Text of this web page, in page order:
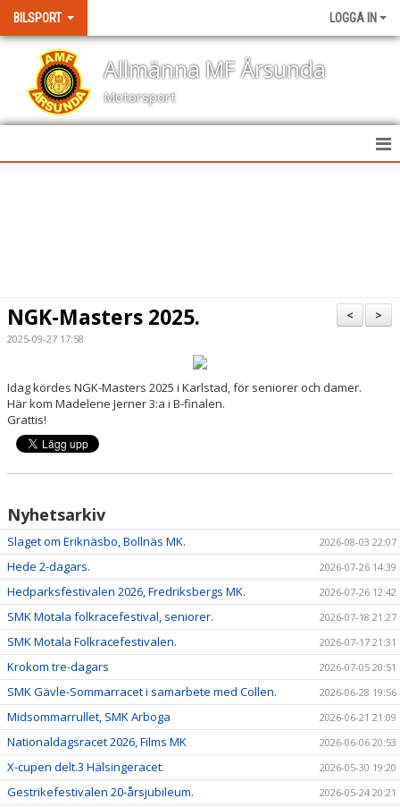
BILSPORT LOGGA IN
Allmänna MF Årsunda
Motorsport
KONTAKT
DOKUMENT
>
<
NGK-Masters 2025.
2025-09-27 17:58
Idag kördes NGK-Masters 2025 i Karlstad, för seniorer och damer.
Här kom Madelene Jerner 3:a i B-finalen.
Grattis!
Nyhetsarkiv
Slaget om Eriknäsbo, Bollnäs MK. 2026-08-03 22:07
Hede 2-dagars. 2026-07-26 14:39
Hedparksfestivalen 2026, Fredriksbergs MK. 2026-07-26 12:42
SMK Motala folkracefestival, seniorer. 2026-07-18 21:27
SMK Motala Folkracefestivalen. 2026-07-17 21:31
Krokom tre-dagars 2026-07-05 20:51
SMK Gävle-Sommarracet i samarbete med Collen. 2026-06-28 19:56
Midsommarrullet, SMK Arboga 2026-06-21 21:09
Nationaldagsracet 2026, Films MK 2026-06-06 20:53
X-cupen delt.3 Hälsingeracet. 2026-05-30 19:20
Gestrikefestivalen 20-årsjubileum. 2026-05-24 20:21